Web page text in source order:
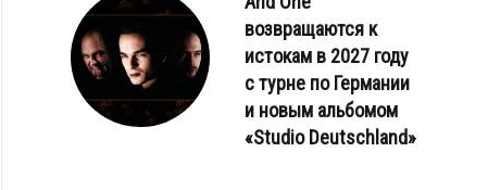
возвращаются к
истокам в 2027 году
с турне по Германии
и новым альбомом
«Studio Deutschland»